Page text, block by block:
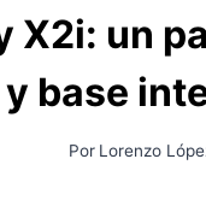
X2i: un
base
Por Lorenzo